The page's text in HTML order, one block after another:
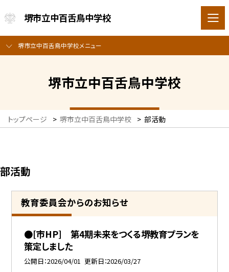
堺市立中百舌鳥中学校
堺市立中百舌鳥中学校メニュー
堺市立中百舌鳥中学校
トップページ > 堺市立中百舌鳥中学校 > 部活動
部活動
教育委員会からのお知らせ
●[市HP] 第4期未来をつくる堺教育プランを
策定しました
公開日 2026/04/01 更新日 2026/03/27